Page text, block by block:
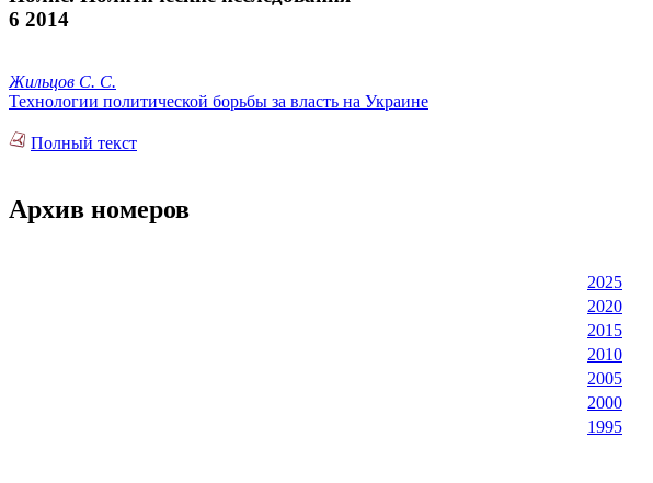
6 2014
Жильцов С. С.
Технологии политической борьбы за власть на Украине
Полный текст
Архив номеров
2025
2020
2015
2010
2005
2000
1995